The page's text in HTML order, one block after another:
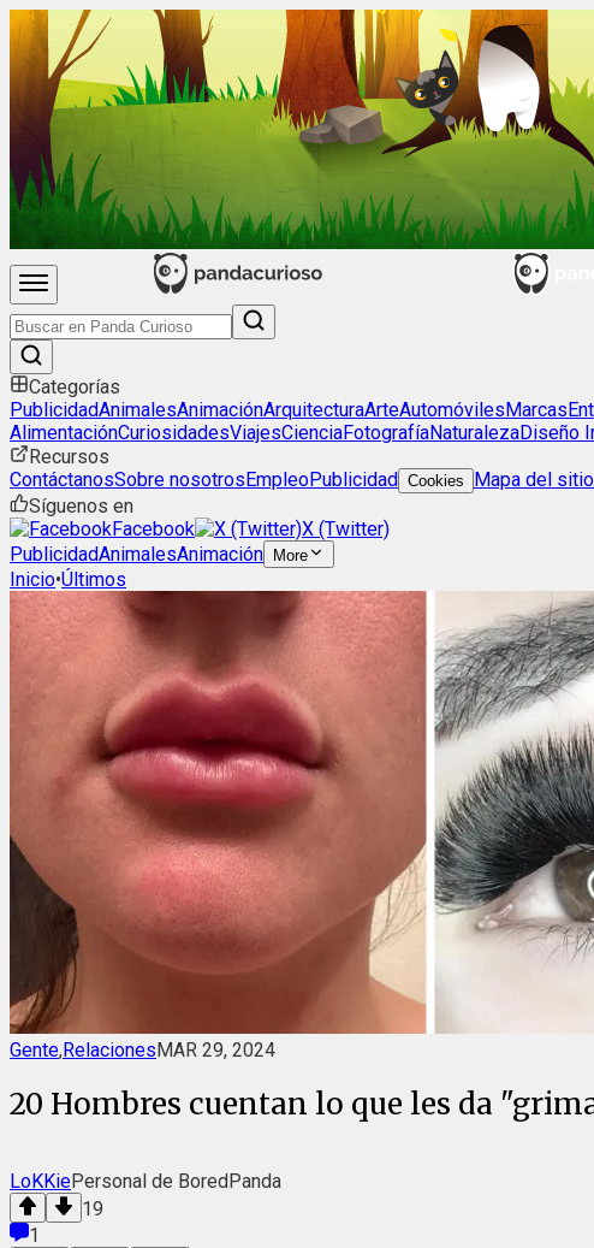
Categorías
PublicidadAnimalesAnimaciónArquitecturaArteAutomóvilesMarcas
AlimentaciónCuriosidadesViajesCienciaFotografíaNaturalezaDiseño
Recursos
ContáctanosSobre nosotrosEmpleoPublicidad Cookies Mapa del
Síguenos en
Facebook
X (Twitter)
PublicidadAnimalesAnimación More
Inicio•Últimos
Gente,RelacionesMAR 29, 2024
20 Hombres cuentan lo que les da
LoKKiePersonal de BoredPanda
19
1